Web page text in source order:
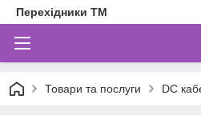
Перехідники ТМ
Товари та послуги DC